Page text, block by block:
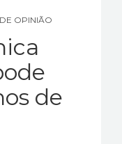
OPINIÃO
de